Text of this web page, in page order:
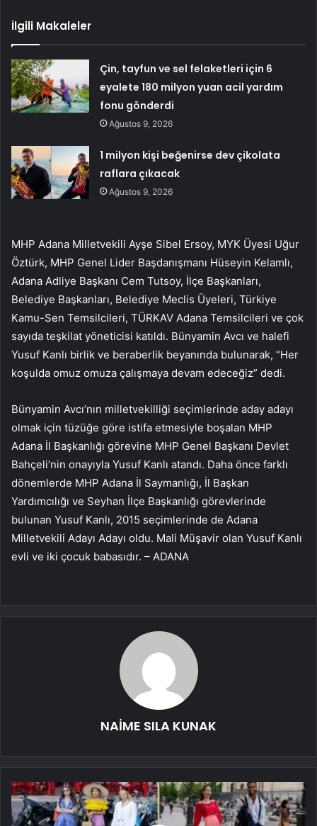
İlgili Makaleler
Çin, tayfun ve sel felaketleri için 6
eyalete 180 milyon yuan acil yardım
fonu gönderdi
Ağustos 9, 2026
1 milyon kişi beğenirse dev çikolata
raflara çıkacak
Ağustos 9, 2026
MHP Adana Milletvekili Ayşe Sibel Ersoy, MYK Üyesi Uğur
Öztürk, MHP Genel Lider Başdanışmanı Hüseyin Kelamlı,
Adana Adliye Başkanı Cem Tutsoy, İlçe Başkanları,
Belediye Başkanları, Belediye Meclis Üyeleri, Türkiye
Kamu-Sen Temsilcileri, TÜRKAV Adana Temsilcileri ve çok
sayıda teşkilat yöneticisi katıldı. Bünyamin Avcı ve halefi
Yusuf Kanlı birlik ve beraberlik beyanında bulunarak, “Her
koşulda omuz omuza çalışmaya devam edeceğiz” dedi.
Bünyamin Avcı’nın milletvekilliği seçimlerinde aday adayı
olmak için tüzüğe göre istifa etmesiyle boşalan MHP
Adana İl Başkanlığı görevine MHP Genel Başkanı Devlet
Bahçeli’nin onayıyla Yusuf Kanlı atandı. Daha önce farklı
dönemlerde MHP Adana İl Saymanlığı, İl Başkan
Yardımcılığı ve Seyhan İlçe Başkanlığı görevlerinde
bulunan Yusuf Kanlı, 2015 seçimlerinde de Adana
Milletvekili Adayı Adayı oldu. Mali Müşavir olan Yusuf Kanlı
evli ve iki çocuk babasıdır. – ADANA
NAİME SILA KUNAK